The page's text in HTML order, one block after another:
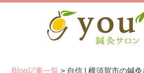
Blog記事一覧 > 自信 | 横須賀市の鍼